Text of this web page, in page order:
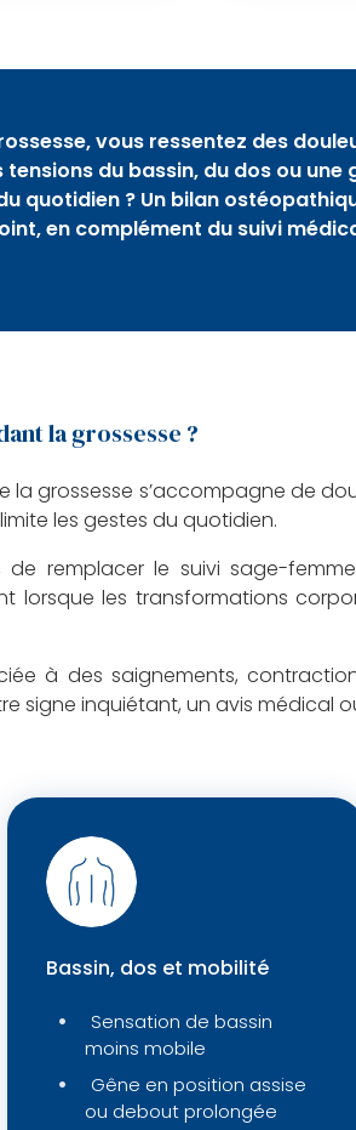
vous ressentez des
tensions du bassin, du dos ou une
quotidien ? Un bilan
en complément du suivi
la grossesse ?
grossesse s’accompagne de
les gestes du quotidien.
de remplacer le suivi sage-
lorsque les transformations
à des saignements,
signe inquiétant, un avis médical
Bassin, dos et mobilité
Sensation de bassin
moins mobile
Gêne en position assise
ou debout prolongée